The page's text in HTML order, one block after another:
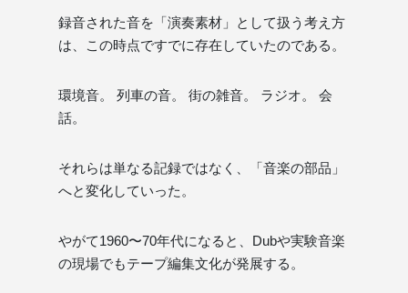
録音された音を「演奏素材」として扱う考え方
は、この時点ですでに存在していたのである。
環境音。 列車の音。 街の雑音。 ラジオ。 会
話。
それらは単なる記録ではなく、「音楽の部品」
へと変化していった。
やがて1960〜70年代になると、Dubや実験音楽
の現場でもテープ編集文化が発展する。